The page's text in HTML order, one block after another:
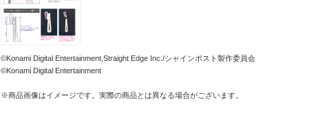
©Konami Digital Entertainment,Straight Edge Inc./シャインポスト製作委員会
©Konami Digital Entertainment
※商品画像はイメージです。実際の商品とは異なる場合がございます。